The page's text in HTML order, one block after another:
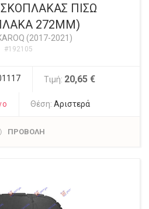
ΠΙΣΩ
272ΜΜ)
(2017-2021)
#192105
Τιμή: 20,65 €
Θέση:Αριστερά
ΠΡΟΒΟΛΗ